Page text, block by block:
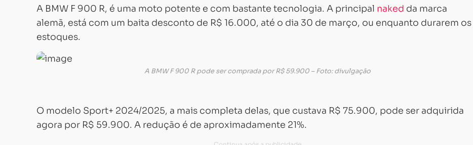
A BMW F 900 R, é uma moto potente e com bastante tecnologia. A principal naked da marca
alemã, está com um baita desconto de R$ 16.000, até o dia 30 de março, ou enquanto durarem os
estoques.
A BMW F 900 R pode ser comprada por R$ 59.900 – Foto: divulgação
O modelo Sport+ 2024/2025, a mais completa delas, que custava R$ 75.900, pode ser adquirida
agora por R$ 59.900. A redução é de aproximadamente 21%.